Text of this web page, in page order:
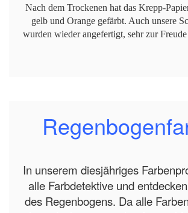
Nach dem Trockenen hat das Krepp-
gelb und Orange gefärbt. Auch unsere
wurden wieder angefertigt, sehr zur
In unserem diesjähriges
alle Farbdetektive und
des Regenbogens. Da alle